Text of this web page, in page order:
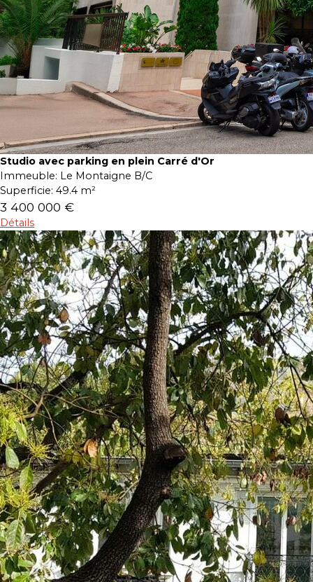
Studio avec parking en plein Carré d'Or
Immeuble: Le Montaigne B/C
Superficie: 49.4 m²
3 400 000 €
Détails